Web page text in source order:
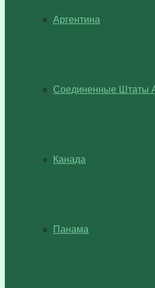
Аргентина
Соединенные Штаты
Канада
Панама